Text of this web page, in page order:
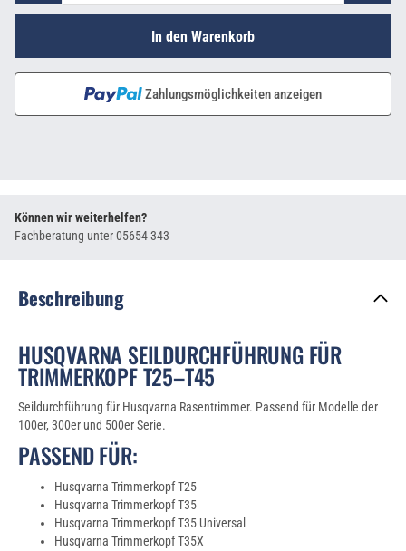
In den Warenkorb
Zahlungsmöglichkeiten anzeigen
Können wir weiterhelfen?
Fachberatung unter05654 343
Beschreibung
HUSQVARNA SEILDURCHFÜHRUNG FÜR
TRIMMERKOPF T25–T45
Seildurchführung für Husqvarna Rasentrimmer. Passend für Modelle der
100er, 300er und 500er Serie.
PASSEND FÜR:
Husqvarna Trimmerkopf T25
Husqvarna Trimmerkopf T35
Husqvarna Trimmerkopf T35 Universal
Husqvarna Trimmerkopf T35X